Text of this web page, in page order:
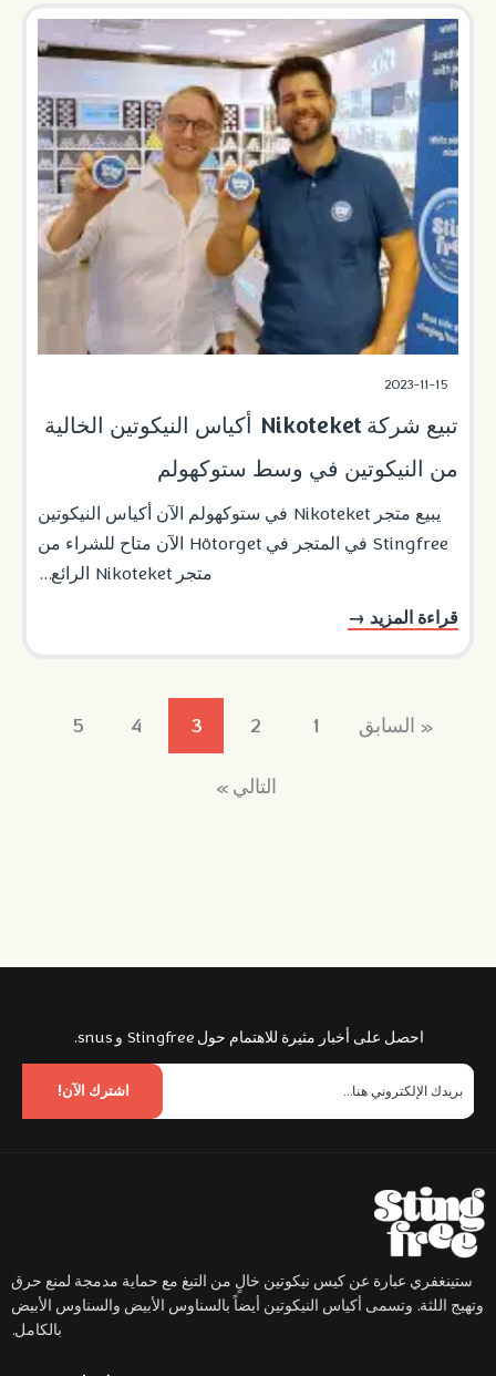
تبيع شركة Nikoteket أكياس النيكوتين الخالية
من النيكوتين في وسط ستوكهولم
2023-11-15
يبيع متجر Nikoteket في ستوكهولم الآن أكياس النيكوتين
Stingfree في المتجر في Hötorget الآن متاح للشراء من
متجر Nikoteket الرائع...
قراءة المزيد →
« السابق 1
2
3
4
5
التالي »
احصل على أخبار مثيرة للاهتمام حول Stingfree و snus.
اشترك الآن!
ستينغفري عبارة عن كيس نيكوتين خالٍ من التبغ مع حماية مدمجة لمنع حرق
وتهيج اللثة. وتسمى أكياس النيكوتين أيضاً بالسناوس الأبيض والسناوس الأبيض
بالكامل.